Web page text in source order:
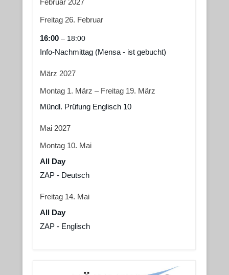
Februar 2027
Freitag 26. Februar
16:00 – 18:00
Info-Nachmittag (Mensa - ist gebucht)
März 2027
Montag 1. März – Freitag 19. März
Mündl. Prüfung Englisch 10
Mai 2027
Montag 10. Mai
All Day
ZAP - Deutsch
Freitag 14. Mai
All Day
ZAP - Englisch